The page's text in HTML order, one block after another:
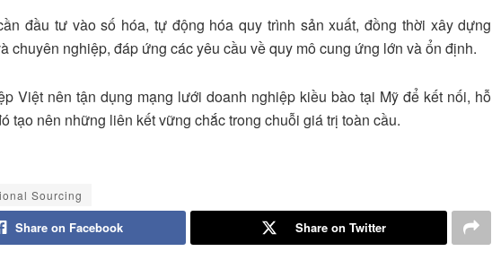
đầu tư vào số hóa, tự động hóa quy trình sản xuất, đồng thời xây dựng
chuyên nghiệp, đáp ứng các yêu cầu về quy mô cung ứng lớn và ổn định.
Việt nên tận dụng mạng lưới doanh nghiệp kiều bào tại Mỹ để kết nối, hỗ
tạo nên những liên kết vững chắc trong chuỗi giá trị toàn cầu.
Sourcing
Share on Facebook Share on Twitter